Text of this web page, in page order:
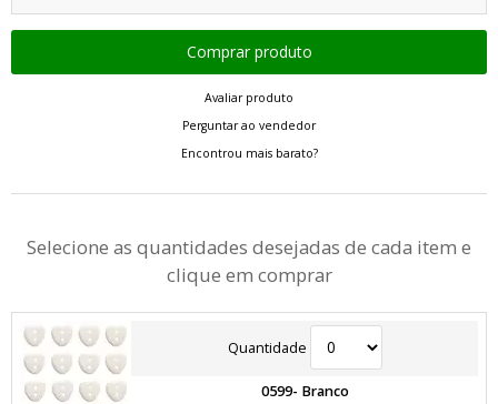
Avaliar produto
Perguntar ao vendedor
Encontrou mais barato?
Selecione as quantidades desejadas de cada item e
clique em comprar
Quantidade
0599- Branco